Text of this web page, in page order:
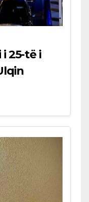
25-të i